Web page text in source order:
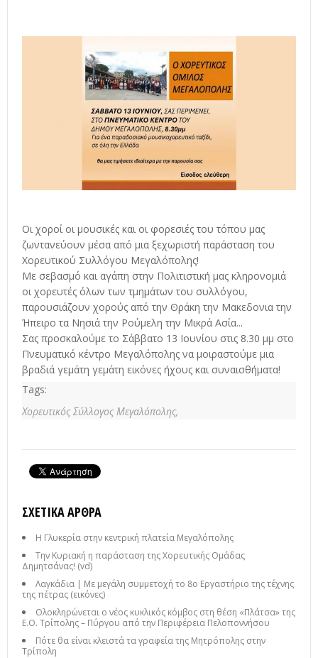
Οι χοροί οι μουσικές και οι φορεσιές του τόπου μας
ζωντανεύουν μέσα από μια ξεχωριστή παράσταση του
Χορευτικού Συλλόγου Μεγαλόπολης!
Με σεβασμό και αγάπη στην Πολιτιστική μας κληρονομιά
οι χορευτές όλων των τμημάτων του συλλόγου,
παρουσιάζουν χορούς από την Θράκη την Μακεδονια την
Ήπειρο τα Νησιά την Ρούμελη την Μικρά Ασία...
Σας προσκαλούμε το Σάββατο 13 Ιουνίου στις 8.30 μμ στο
Πνευματικό κέντρο Μεγαλόπολης να μοιραστούμε μια
βραδιά γεμάτη γεμάτη εικόνες ήχους και συναισθήματα!
Tags:
Χορευτικός Σύλλογος Μεγαλόπολης,
ΣΧΕΤΙΚΆ ΆΡΘΡΑ
Η Γλυκερία στην κεντρική πλατεία Μεγαλόπολης
Την Κυριακή η παράσταση της Χορευτικής Ομάδας
Δημητσάνας! (vd)
Λαγκάδια | Με μεγάλη συμμετοχή το 8ο Εργαστήριο της τέχνης
της πέτρας (εικόνες)
Ολοκληρώνεται ο νέος κυκλικός κόμβος στη θέση «Πλάτσα» της
Ε.Ο. Τρίπολης – Πύργου από την Περιφέρεια Πελοποννήσου
Πότε θα είναι κλειστά τα γραφεία της Μητρόπολης στην
Τρίπολη